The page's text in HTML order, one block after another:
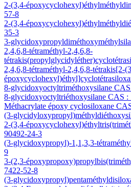
2-(3,4-
57-8
2-(3,4-
35-3
3-
2,4,6,8-tétraméthyl-2,4,6,8-
2,4,6,8-tétraméthyl-2,4,6,8-tétrakis[2-
8-glycidoxyoctyltriméthoxysilane
8-glycidoxyoctyltriéthoxysilane CAS :
Méthacrylate époxy cyclosiloxane
(3-
2-(3,4-
90492-24-3
(3-glycidoxypropyl)-1,1,3,3-
9
3-(2,3-
7422-52-8
(3-